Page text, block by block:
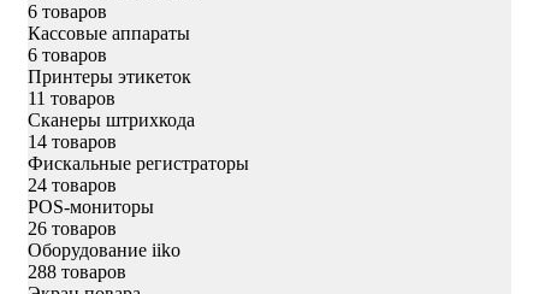
6 товаров
Кассовые аппараты
6 товаров
Принтеры этикеток
11 товаров
Сканеры штрихкода
14 товаров
Фискальные регистраторы
24 товаров
POS-мониторы
26 товаров
Оборудование iiko
288 товаров